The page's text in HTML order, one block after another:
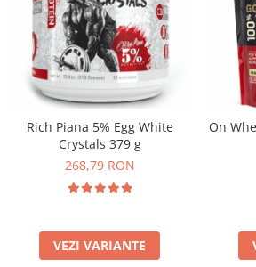
Rich Piana 5% Egg White
Crystals 379 g
268,79 RON
VEZI VARIANTE
On